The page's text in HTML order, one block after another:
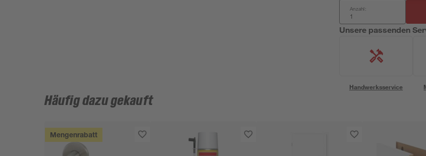
Anzahl:
Unsere passenden
Handwerksservice
Häufig dazu gekauft
Mengenrabatt